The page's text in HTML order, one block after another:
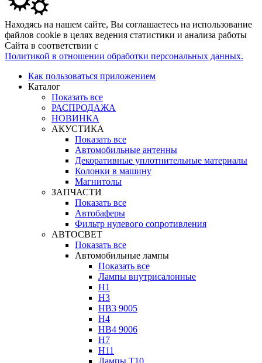
Находясь на нашем сайте, Вы соглашаетесь на использование
файлов cookie в целях ведения статистики и анализа работы
Сайта в соответствии с
Политикой в отношении обработки персональных данных.
Как пользоваться приложением
Каталог
Показать все
РАСПРОДАЖА
НОВИНКА
АКУСТИКА
Показать все
Автомобильные антенны
Декоративные уплотнительные материалы
Колонки в машину
Магнитолы
ЗАПЧАСТИ
Показать все
Автобаферы
Фильтр нулевого сопротивления
АВТОСВЕТ
Показать все
Автомобильные лампы
Показать все
Лампы внутрисалонные
H1
H3
HB3 9005
H4
HB4 9006
H7
H11